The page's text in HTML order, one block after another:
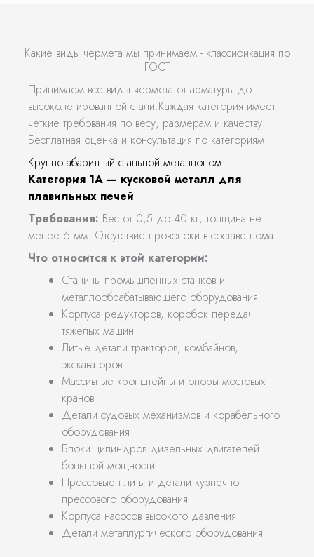
Какие виды чермета мы принимаем - классификация по
ГОСТ
Принимаем все виды чермета от арматуры до
высоколегированной стали.Каждая категория имеет
четкие требования по весу, размерам и качеству.
Бесплатная оценка и консультация по категориям.
Крупногабаритный стальной металлолом
Категория 1А — кусковой металл для
плавильных печей
Требования: Вес от 0,5 до 40 кг, толщина не
менее 6 мм. Отсутствие проволоки в составе лома.
Что относится к этой категории:
Станины промышленных станков и
металлообрабатывающего оборудования
Корпуса редукторов, коробок передач
тяжелых машин
Литые детали тракторов, комбайнов,
экскаваторов
Массивные кронштейны и опоры мостовых
кранов
Детали судовых механизмов и корабельного
оборудования
Блоки цилиндров дизельных двигателей
большой мощности
Прессовые плиты и детали кузнечно-
прессового оборудования
Корпуса насосов высокого давления
Детали металлургического оборудования